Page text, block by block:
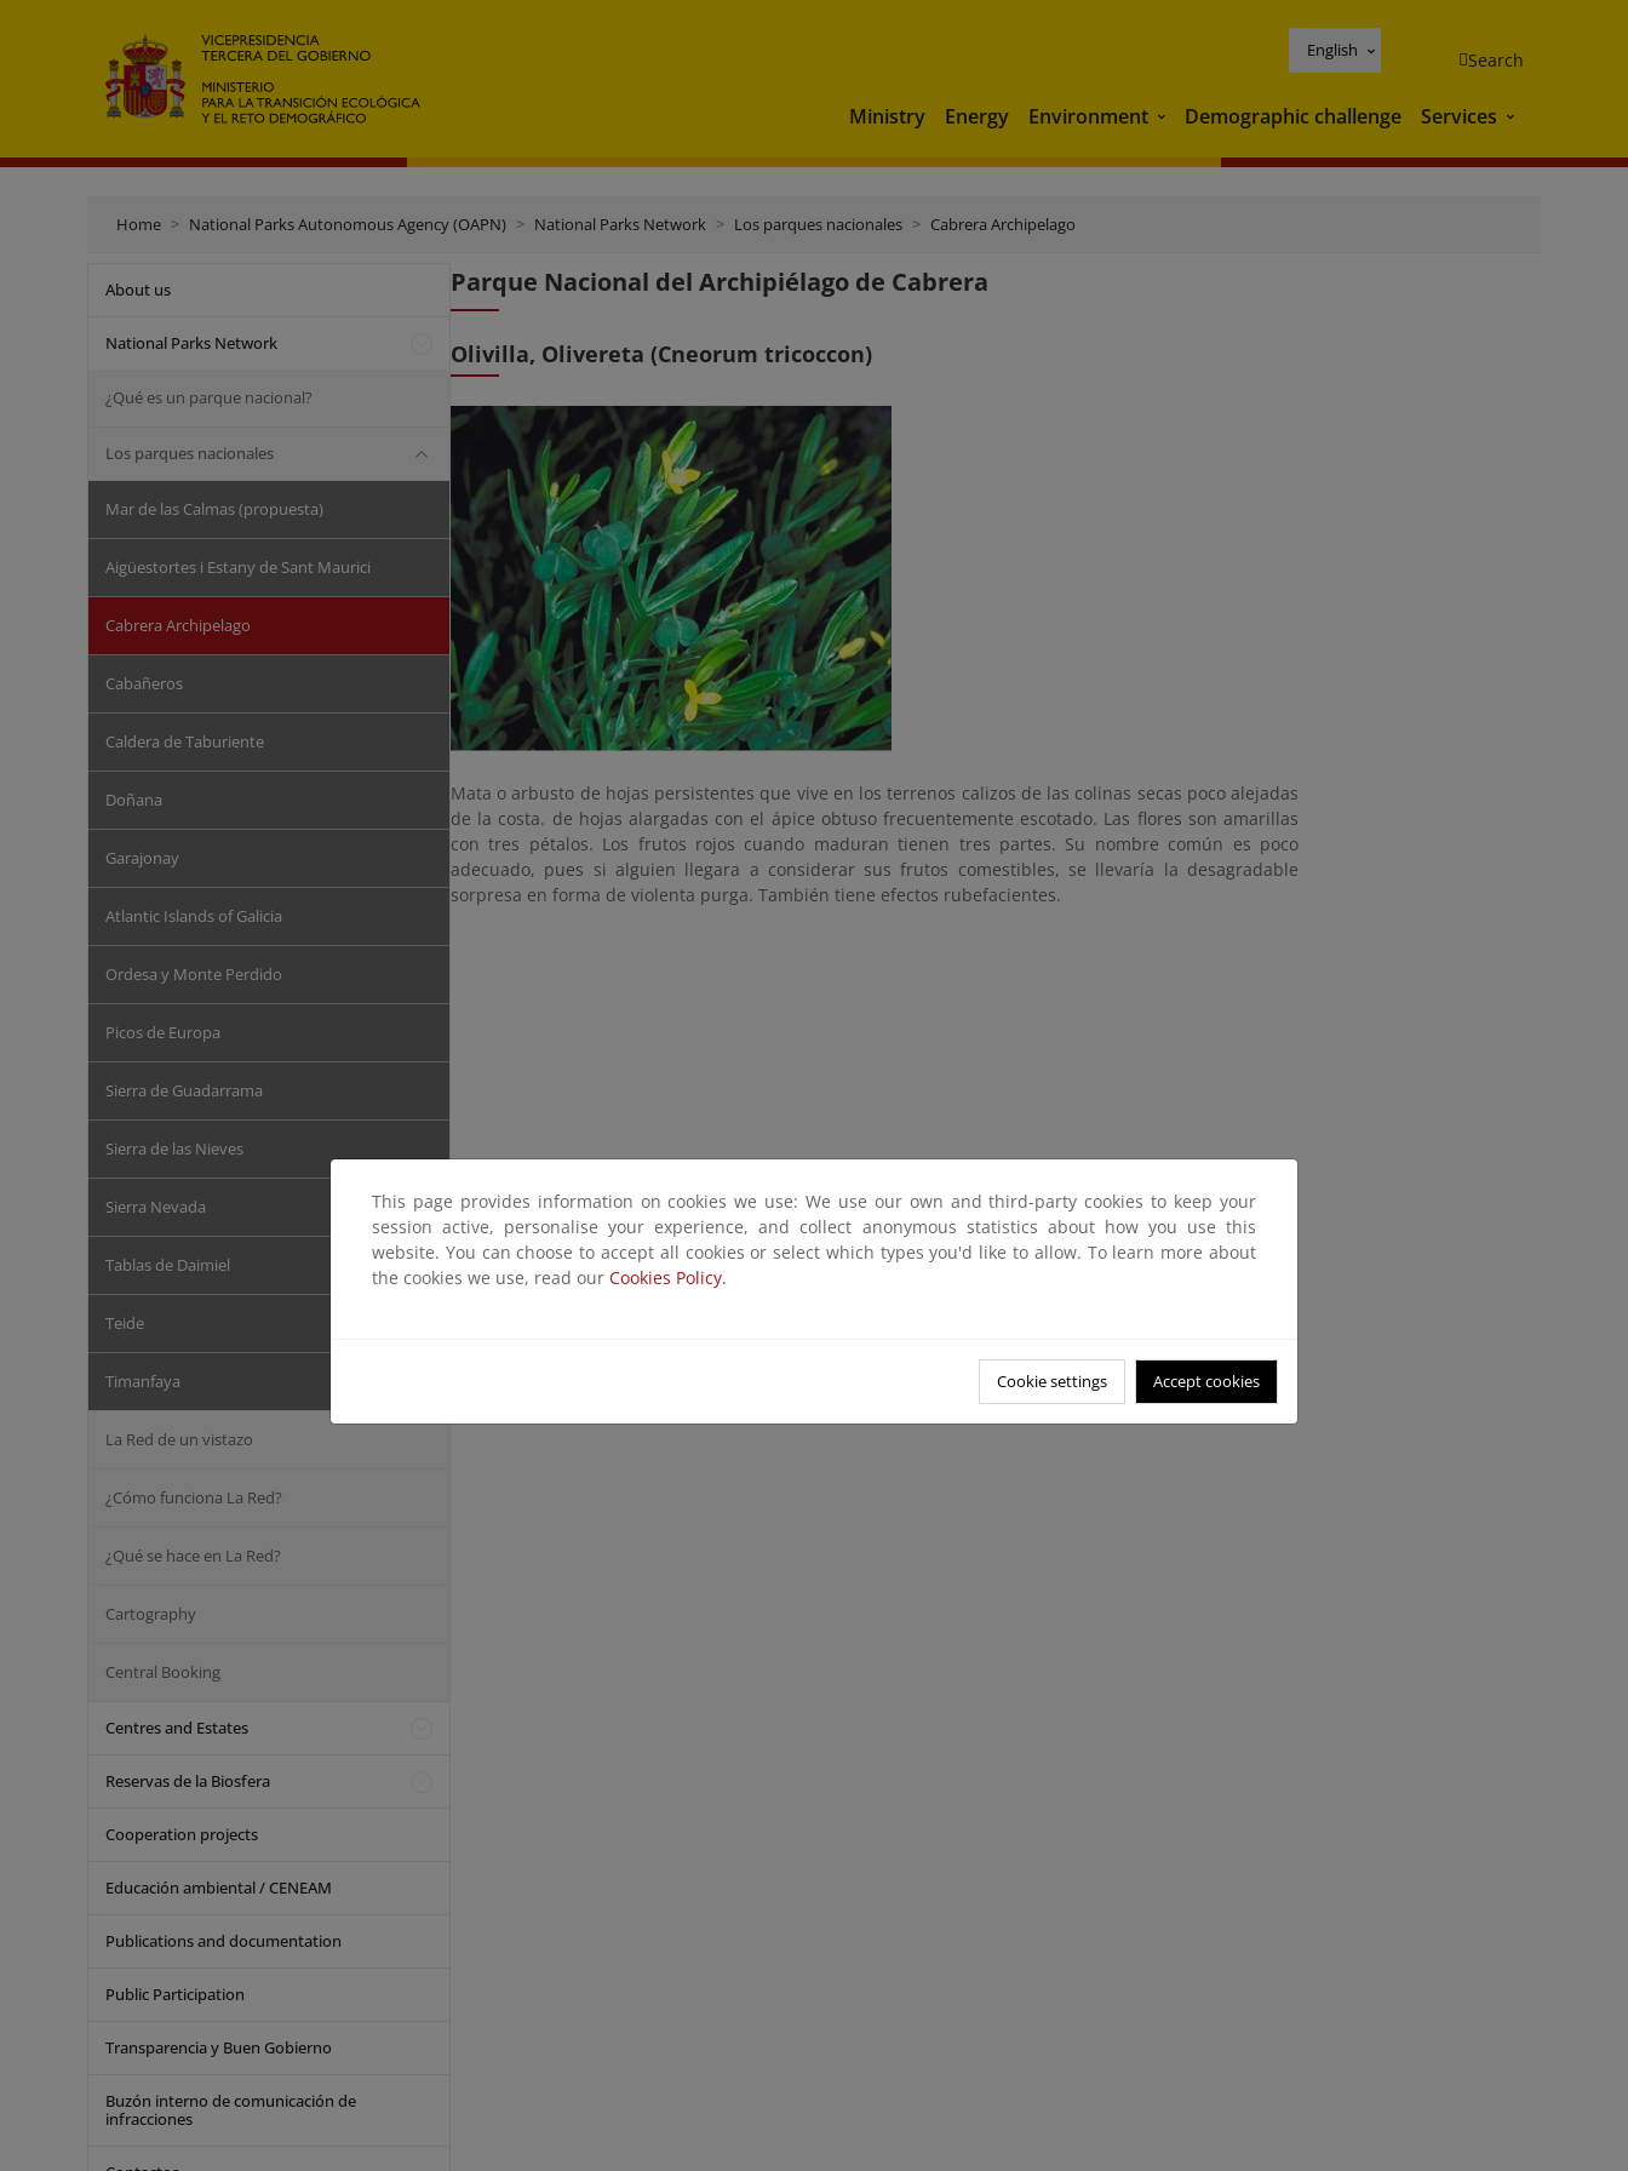
English Search
Ministry Energy Environment Environment
Demographic challenge Services Services
Home National Parks Autonomous Agency (OAPN) National Parks Network Los parques nacionales Cabrera Archipelago
About us
National Parks Network
¿Qué es un parque nacional?
Los parques nacionales
Mar de las Calmas (propuesta)
Aigüestortes i Estany de Sant Maurici
Cabrera Archipelago
Cabañeros
Caldera de Taburiente
Doñana
Garajonay
Atlantic Islands of Galicia
Ordesa y Monte Perdido
Picos de Europa
Sierra de Guadarrama
Sierra de las Nieves
Sierra Nevada
Tablas de Daimiel
Teide
Timanfaya
La Red de un vistazo
¿Cómo funciona La Red?
¿Qué se hace en La Red?
Cartography
Central Booking
Centres and Estates
Reservas de la Biosfera
Cooperation projects
Educación ambiental / CENEAM
Publications and documentation
Public Participation
Transparencia y Buen Gobierno
Buzón interno de comunicación de
infracciones
Parque Nacional del Archipiélago de Cabrera
Olivilla, Olivereta (Cneorum tricoccon)
Mata o arbusto de hojas persistentes que vive en los terrenos calizos de las colinas secas poco alejadas
de la costa. de hojas alargadas con el ápice obtuso frecuentemente escotado. Las flores son amarillas
con tres pétalos. Los frutos rojos cuando maduran tienen tres partes. Su nombre común es poco
adecuado, pues si alguien llegara a considerar sus frutos comestibles, se llevaría la desagradable
sorpresa en forma de violenta purga. También tiene efectos rubefacientes.
This page provides information on cookies we use: We use our own and third-party cookies to keep your
session active, personalise your experience, and collect anonymous statistics about how you use this
website. You can choose to accept all cookies or select which types you'd like to allow. To learn more about
the cookies we use, read our Cookies Policy.
Cookie settings Accept cookies